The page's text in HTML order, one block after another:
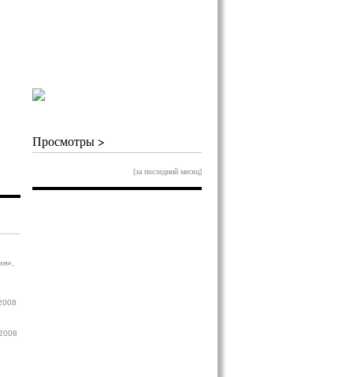
Просмотры >
[за последний месяц]